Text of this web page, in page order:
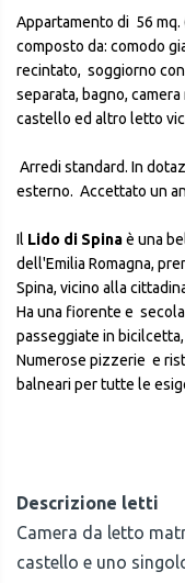
Appartamento di 56 mq.
composto da: comodo
recintato, soggiorno
separata, bagno,
castello ed altro letto
Arredi standard. In
esterno. Accettato un
Il Lido di Spinaè una
dell'Emilia Romagna,
Spina, vicino alla
Ha una fiorente e
passeggiate in
Numerose pizzerie e
balneari per tutte le
Descrizione letti
Camera da letto
castello e uno